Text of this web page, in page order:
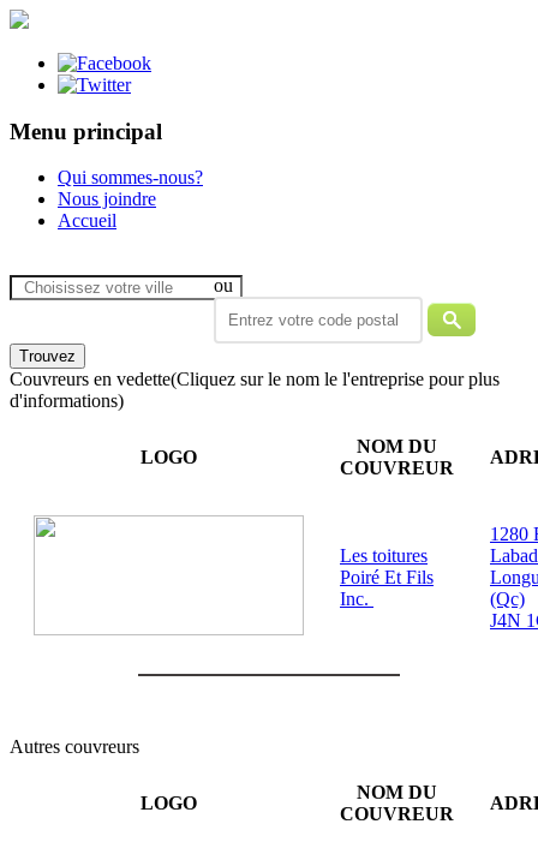
Menu principal
Qui sommes-nous?
Nous joindre
Accueil
ou
Couvreurs en vedette(Cliquez sur le nom le l'entreprise pour plus
d'informations)
LOGO
NOM DU
COUVREUR
Les toitures
Poiré Et Fils
Inc.
1280
(Qc)
J4N
Autres couvreurs
LOGO
NOM DU
COUVREUR